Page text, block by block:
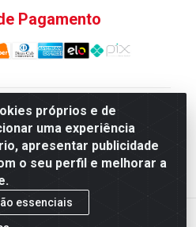
próprios e de
uma experiência
apresentar publicidade
o seu perfil e melhorar a
essenciais
Pagamento
Pereira Queiroz Comercio e
Qi 10 Lotes 39 e, 41 - Setor
DF - CEP 72.135-100 -
0001-80